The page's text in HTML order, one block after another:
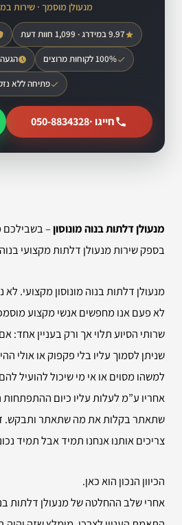
מנעולן מוסמך · שירות
9.97 במידרג · 1,099 חוות דעת
100% לקוחות מרוצים הגעה תוך
פתיחה ללא
חייגו ·050-8834328
מנעולן דלתות בנוה מונוסון– בשבילכם
בספק שירות מנעולן דלתות מקצועי בנוה
מנעולן דלתות בנוה מונוסון מקצועי.
לא פעם אנו מחפשים אנשי מקצוע
שרותי הסיוע תלוי אך ורק בעניין אחד:
שניתן לסמוך עליו בלי פקפוק או אולי
למשהו מסוים או אי מי שיכול להועיל
אחריו ע”מ לעלות עליו כיום ההתפתחות
שתאתר בקלות את מה שתאתר ותבקש.
צריכים אותנו אנחנו תמיד אבל תמיד
הכיוון הנכון הוא כאן.
אחרי שלב ההחלטה של מנעולן דלתות